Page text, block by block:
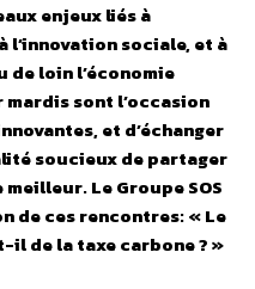
enjeux liés à
l’innovation sociale, et à
loin l’économie
sont l’occasion
et d’échanger
soucieux de partager
Le Groupe SOS
de ces rencontres: « Le
il de la taxe carbone ? »